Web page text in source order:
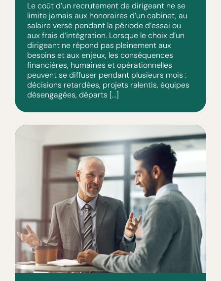
Le coût d’un recrutement de dirigeant ne se
limite jamais aux honoraires d’un cabinet, au
salaire versé pendant la période d’essai ou
aux frais d’intégration. Lorsque le choix d’un
dirigeant ne répond pas pleinement aux
besoins et aux enjeux, les conséquences
financières, humaines et opérationnelles
peuvent se diffuser pendant plusieurs mois :
décisions retardées, projets ralentis, équipes
désengagées, départs […]